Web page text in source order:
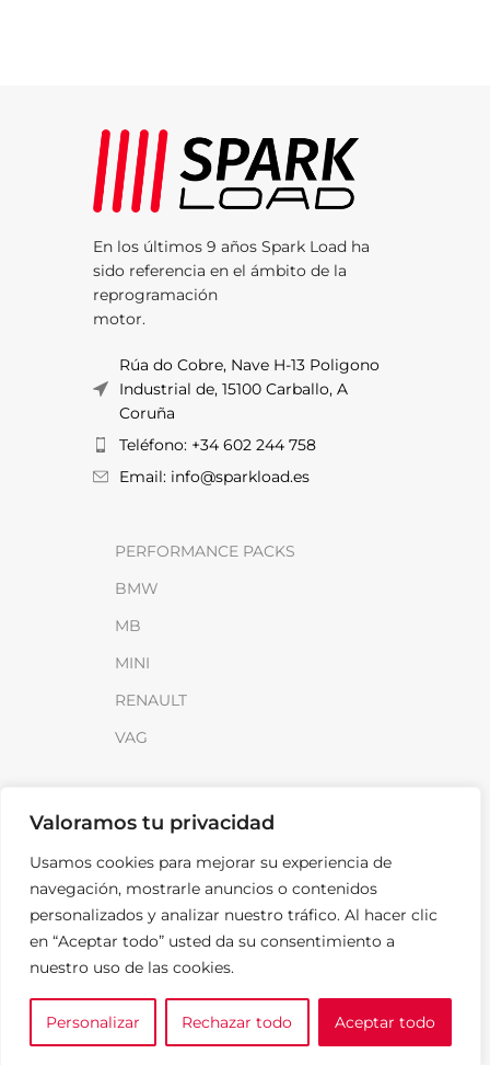
Valoramos tu privacidad
Usamos cookies para mejorar su experiencia de
navegación, mostrarle anuncios o contenidos
personalizados y analizar nuestro tráfico. Al hacer clic
en “Aceptar todo” usted da su consentimiento a
nuestro uso de las cookies.
Personalizar Rechazar todo Aceptar todo
En los últimos 9 años Spark Load ha
sido referencia en el ámbito de la
reprogramación
motor.
Rúa do Cobre, Nave H-13 Poligono
Industrial de, 15100 Carballo, A
Coruña
Teléfono: +34 602 244 758
Email: info@sparkload.es
PERFORMANCE PACKS
BMW
MB
MINI
RENAULT
VAG
Sobre SparkLoad
Distribuidores
FAQ
Contacto
LEGAL
0